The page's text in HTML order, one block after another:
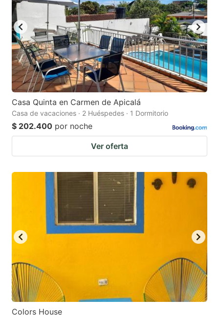
Casa Quinta en Carmen de Apicalá
Casa de vacaciones · 2 Huéspedes · 1 Dormitorio
$ 202.400 por noche
Ver oferta
Colors House